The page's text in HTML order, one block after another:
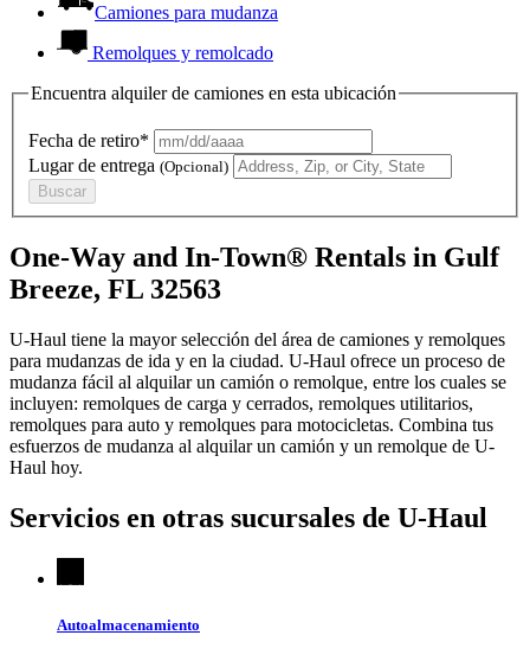
Camiones para mudanza
Remolques y remolcado
Encuentra alquiler de camiones en esta ubicación
Fecha de retiro*
Lugar de entrega (Opcional)
Buscar
One-Way and In-Town® Rentals in Gulf
Breeze, FL 32563
U-Haul tiene la mayor selección del área de camiones y remolques
para mudanzas de ida y en la ciudad. U-Haul ofrece un proceso de
mudanza fácil al alquilar un camión o remolque, entre los cuales se
incluyen: remolques de carga y cerrados, remolques utilitarios,
remolques para auto y remolques para motocicletas. Combina tus
esfuerzos de mudanza al alquilar un camión y un remolque de U-
Haul hoy.
Servicios en otras sucursales de U-Haul
Autoalmacenamiento